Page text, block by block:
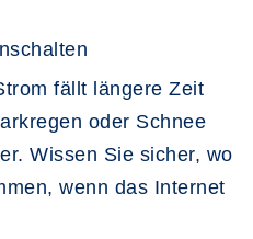
fällt längere Zeit
oder Schnee
Wissen Sie sicher, wo
wenn das Internet